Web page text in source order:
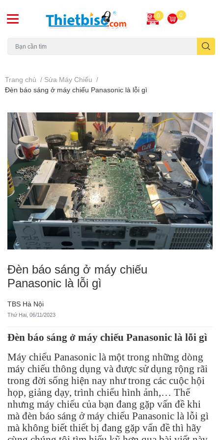
0 0
Trang chủ / Sửa Máy Chiếu /
Đèn báo sáng ở máy chiếu Panasonic là lỗi gì
Đèn báo sáng ở máy chiếu
Panasonic là lỗi gì
TBS Hà Nội
Thứ Hai, 06/11/2023
Đèn báo sáng ở máy chiếu Panasonic là lỗi gì
Máy chiếu Panasonic là một trong những dòng
máy chiếu thông dụng và được sử dụng rộng rãi
trong đời sống hiện nay như trong các cuộc hội
họp, giảng dạy, trình chiếu hình ảnh,… Thế
nhưng máy chiếu của bạn đang gặp vấn đề khi
mà đèn báo sáng ở máy chiếu Panasonic là lỗi gì
mà không biết thiết bị đang gặp vấn đề thì hãy